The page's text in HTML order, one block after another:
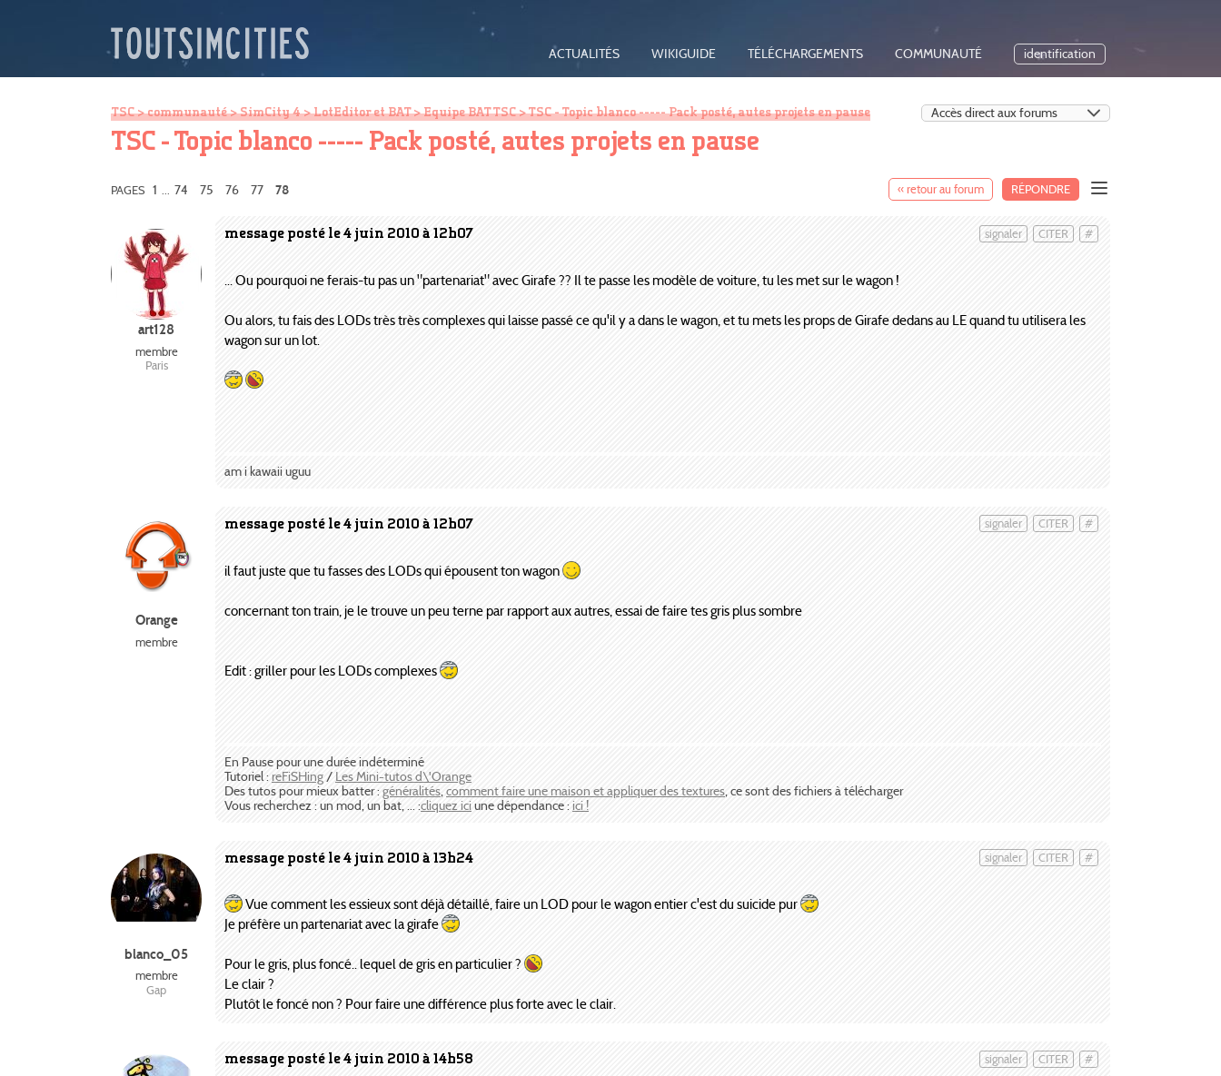
ACTUALITÉS WIKIGUIDE TÉLÉCHARGEMENTS COMMUNAUTÉ identification
TSC>communauté>SimCity 4>LotEditor et BAT>Equipe BAT TSC> TSC - Topic blanco ----- Pack posté, autes projets en pause
TSC - Topic blanco ----- Pack posté, autes projets en pause
« retour au forum RÉPONDRE
PAGES 1 ... 74 75 76 77 78
message posté le 4 juin 2010 à 12h07 #
CITER
signaler
art128
membre
Paris
... Ou pourquoi ne ferais-tu pas un "partenariat" avec Girafe ?? Il te passe les modèle de voiture, tu les met sur le wagon !
Ou alors, tu fais des LODs très très complexes qui laisse passé ce qu'il y a dans le wagon, et tu mets les props de Girafe dedans au LE quand tu utilisera les
wagon sur un lot.
am i kawaii uguu
message posté le 4 juin 2010 à 12h07 #
CITER
signaler
Orange
membre
il faut juste que tu fasses des LODs qui épousent ton wagon
concernant ton train, je le trouve un peu terne par rapport aux autres, essai de faire tes gris plus sombre
Edit : griller pour les LODs complexes
En Pause pour une durée indéterminé
Tutoriel :reFiSHing/ Les Mini-tutos d\'Orange
Des tutos pour mieux batter : généralités,comment faire une maison et appliquer des textures, ce sont des fichiers à télécharger
Vous recherchez : un mod, un bat, ... :cliquez iciune dépendance :ici !
message posté le 4 juin 2010 à 13h24 #
CITER
signaler
blanco_05
membre
Gap
Vue comment les essieux sont déjà détaillé, faire un LOD pour le wagon entier c'est du suicide pur
Je préfère un partenariat avec la girafe
Pour le gris, plus foncé.. lequel de gris en particulier ?
Le clair ?
Plutôt le foncé non ? Pour faire une différence plus forte avec le clair.
message posté le 4 juin 2010 à 14h58 #
CITER
signaler